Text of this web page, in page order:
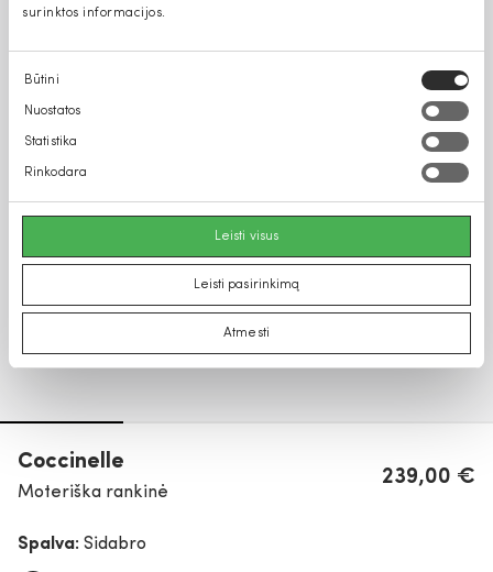
surinktos informacijos.
Sutikimo
pasirinkimas
Būtini
Nuostatos
Statistika
Rinkodara
Leisti visus
Leisti pasirinkimą
Atmesti
Coccinelle
Moteriška rankinė
239,00 €
Spalva: Sidabro